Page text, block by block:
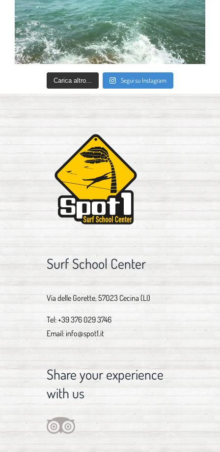
Carica altro... Segui su Instagram
Surf School Center
Via delle Gorette, 57023 Cecina (LI)
Tel:+39 376 029 3746
Email: info@spot1.it
Share your experience
with us